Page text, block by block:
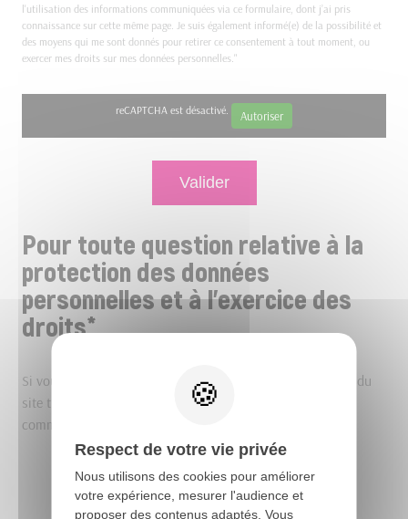
l'utilisation des informations communiquées via ce formulaire, dont j’ai pris
connaissance sur cette même page. Je suis également informé(e) de la possibilité et
des moyens qui me sont donnés pour retirer ce consentement à tout moment, ou
exercer mes droits sur mes données personnelles."
reCAPTCHA est désactivé. Autoriser
Pour toute question relative à la
protection des données
personnelles et à l’exercice des
droits*
Si vous êtes client, prospect Tricot Architecture ou usager du
site tricot-architecture.fr, vous pouvez également nous
communiquer votre demande par voie postale à :
Tricot Architecture
Le responsable de traitement
Le Rocher Monthorin, D177
Respect de votre vie privée
Nous utilisons des cookies pour améliorer
votre expérience, mesurer l'audience et
proposer des contenus adaptés. Vous